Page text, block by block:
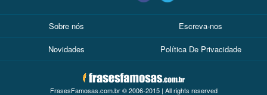
Sobre nós Escreva-nos
Novidades Política De Privacidade
FrasesFamosas.com.br © 2006-2015 | All rights reserved